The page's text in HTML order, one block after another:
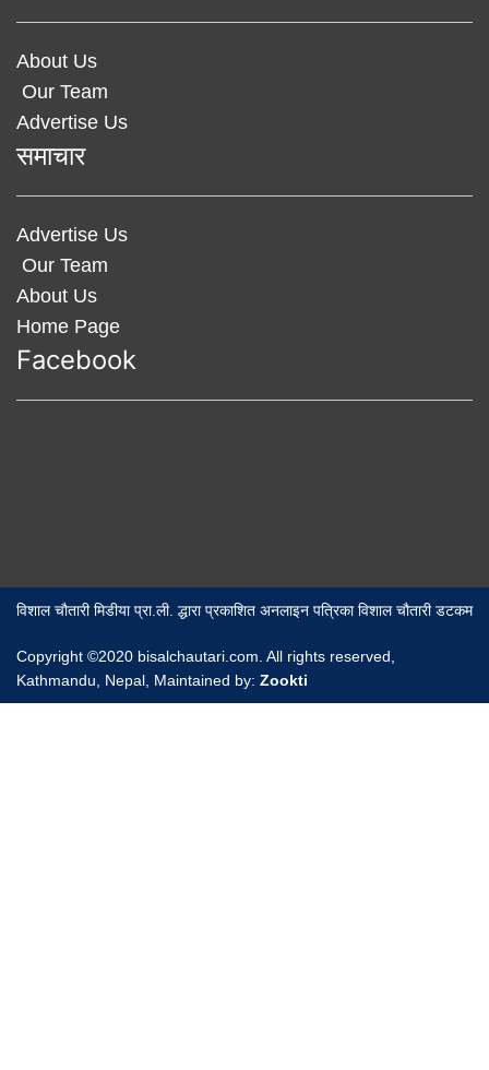
About Us
Our Team
Advertise Us
समाचार
Advertise Us
Our Team
About Us
Home Page
Facebook
विशाल चौतारी मिडीया प्रा.ली. द्धारा प्रकाशित अनलाइन पत्रिका विशाल चौतारी डटकम
Copyright ©2020 bisalchautari.com. All rights reserved,
Kathmandu, Nepal, Maintained by: Zookti